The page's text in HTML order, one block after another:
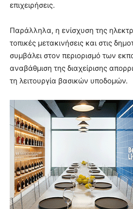
επιχειρήσεις.
Παράλληλα, η ενίσχυση της
τοπικές μετακινήσεις και στις
συμβάλει στον περιορισμό των
αναβάθμιση της διαχείρισης
τη λειτουργία βασικών υποδομών.